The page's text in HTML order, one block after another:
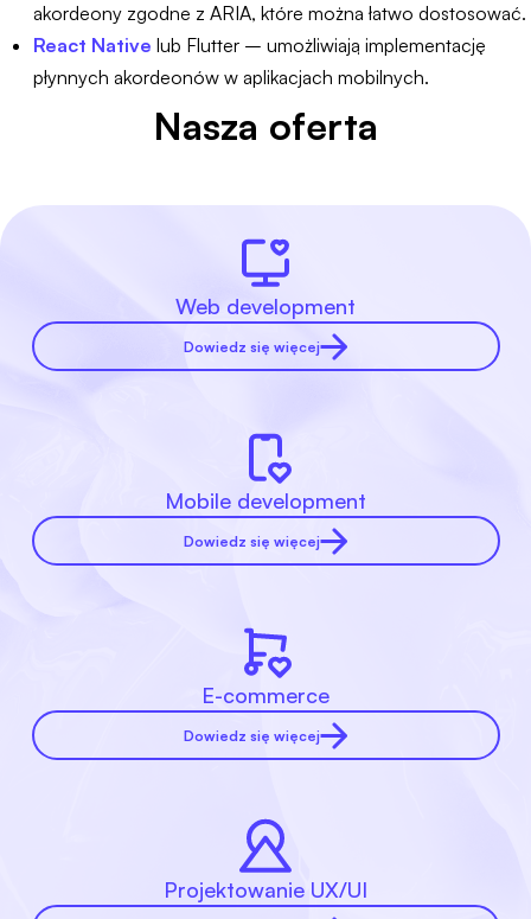
akordeony zgodne z ARIA, które można łatwo dostosować.
React Native lub Flutter – umożliwiają implementację
płynnych akordeonów w aplikacjach mobilnych.
Nasza oferta
Web development
Dowiedz się więcej
Mobile development
Dowiedz się więcej
E-commerce
Dowiedz się więcej
Projektowanie UX/UI